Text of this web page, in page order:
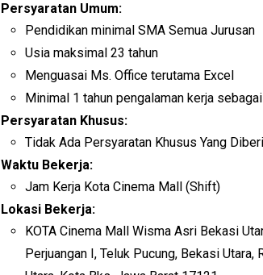
Persyaratan Umum:
Pendidikan minimal SMA Semua Jurusan
Usia maksimal 23 tahun
Menguasai Ms. Office terutama Excel
Minimal 1 tahun pengalaman kerja
Persyaratan Khusus:
Tidak Ada Persyaratan Khusus Yang
Waktu Bekerja:
Jam Kerja Kota Cinema Mall (Shift)
Lokasi Bekerja:
KOTA Cinema Mall Wisma Asri Bekasi
Perjuangan I, Teluk Pucung, Bekasi Utara,